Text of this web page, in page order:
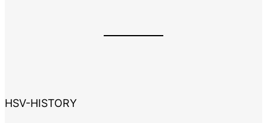
HSV-HISTORY